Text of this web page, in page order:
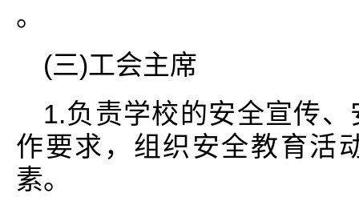
。
(三)工会主席
1.负责学校的安全宣传
作要求，组织安全教育活
素。